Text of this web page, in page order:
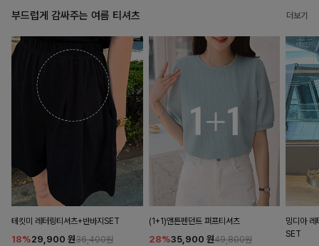
부드럽게 감싸주는 여름 티셔츠 더보기
테킷미 레터링티셔츠+반바지SET
18%29,900 원36,400원
(1+1)앤튼펜던트 퍼프티셔츠
28%35,900 원49,800원
밍디아 레
SET